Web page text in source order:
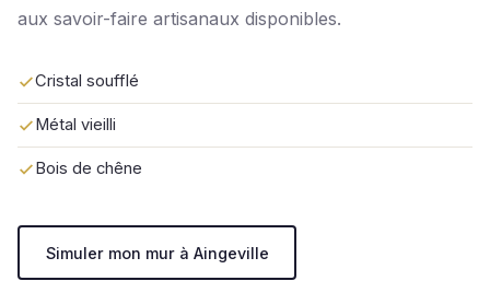
aux savoir-faire artisanaux disponibles.
Cristal soufflé
Métal vieilli
Bois de chêne
Simuler mon mur à Aingeville